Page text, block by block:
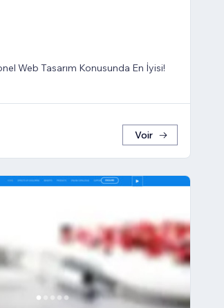
Web Tasarım Konusunda En İyisi!
Voir